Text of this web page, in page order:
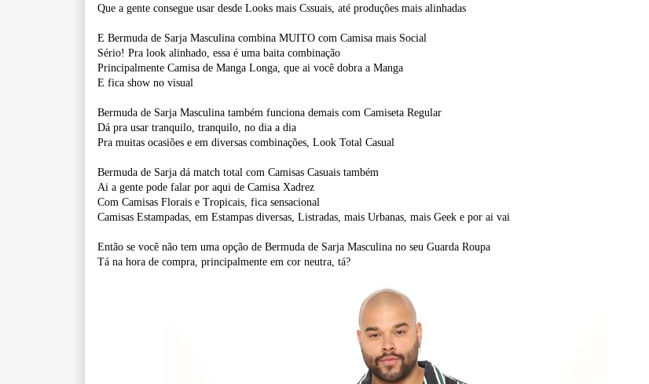
Que a gente consegue usar desde Looks mais Cssuais, até produções mais alinhadas
E Bermuda de Sarja Masculina combina MUITO com Camisa mais Social
Sério! Pra look alinhado, essa é uma baita combinação
Principalmente Camisa de Manga Longa, que ai você dobra a Manga
E fica show no visual
Bermuda de Sarja Masculina também funciona demais com Camiseta Regular
Dá pra usar tranquilo, tranquilo, no dia a dia
Pra muitas ocasiões e em diversas combinações, Look Total Casual
Bermuda de Sarja dá match total com Camisas Casuais também
Ai a gente pode falar por aqui de Camisa Xadrez
Com Camisas Florais e Tropicais, fica sensacional
Camisas Estampadas, em Estampas diversas, Listradas, mais Urbanas, mais Geek e por ai vai
Então se você não tem uma opção de Bermuda de Sarja Masculina no seu Guarda Roupa
Tá na hora de compra, principalmente em cor neutra, tá?